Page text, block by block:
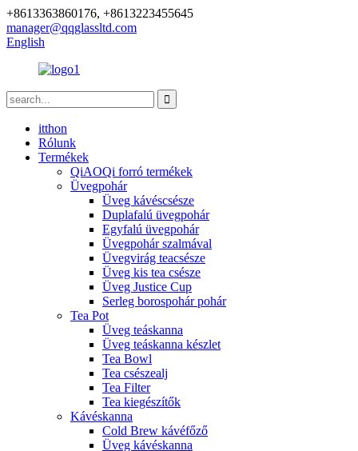
+8613363860176, +8613223455645
manager@qqglassltd.com
English
itthon
Rólunk
Termékek
QiAOQi forró termékek
Üvegpohár
Üveg kávéscsésze
Duplafalú üvegpohár
Egyfalú üvegpohár
Üvegpohár szalmával
Üvegvirág teacsésze
Üveg kis tea csésze
Üveg Justice Cup
Serleg borospohár pohár
Tea Pot
Üveg teáskanna
Üveg teáskanna készlet
Tea Bowl
Tea csészealj
Tea Filter
Tea kiegészítők
Kávéskanna
Cold Brew kávéfőző
Üveg kávéskanna